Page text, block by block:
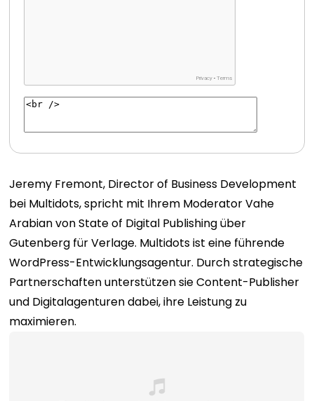
Jeremy Fremont, Director of Business Development
bei Multidots, spricht mit Ihrem Moderator Vahe
Arabian von State of Digital Publishing über
Gutenberg für Verlage. Multidots ist eine führende
WordPress-Entwicklungsagentur. Durch strategische
Partnerschaften unterstützen sie Content-Publisher
und Digitalagenturen dabei, ihre Leistung zu
maximieren.